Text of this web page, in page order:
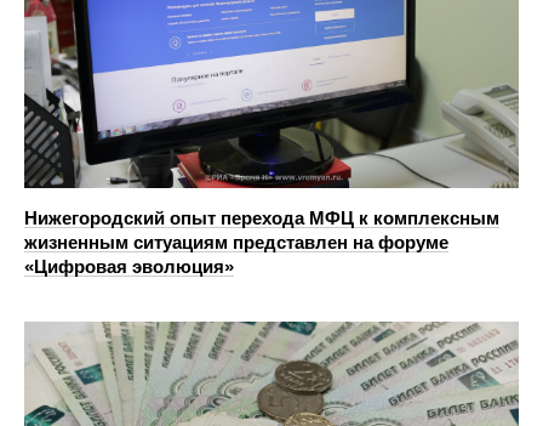
Нижегородский опыт перехода МФЦ к комплексным
жизненным ситуациям представлен на форуме
«Цифровая эволюция»